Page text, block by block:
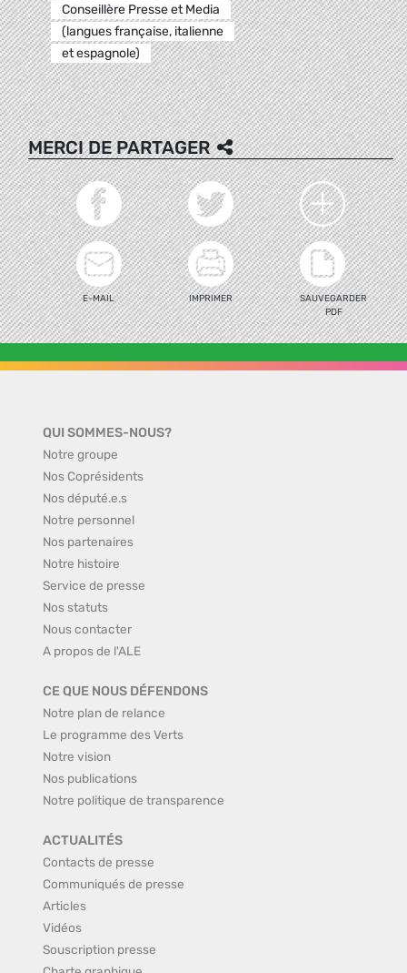
Conseillère Presse et Media
(langues française, italienne
et espagnole)
MERCI DE PARTAGER
E-MAIL IMPRIMER
SAUVEGARDER
PDF
QUI SOMMES-NOUS?
Notre groupe
Nos Coprésidents
Nos député.e.s
Notre personnel
Nos partenaires
Notre histoire
Service de presse
Nos statuts
Nous contacter
A propos de l'ALE
CE QUE NOUS DÉFENDONS
Notre plan de relance
Le programme des Verts
Notre vision
Nos publications
Notre politique de transparence
ACTUALITÉS
Contacts de presse
Communiqués de presse
Articles
Vidéos
Souscription presse